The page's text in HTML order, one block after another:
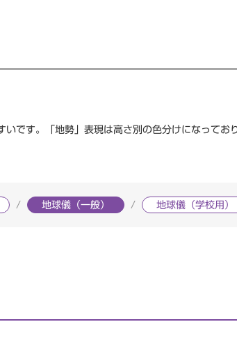
いです。「地勢」表現は高さ別の色分けになってお
地球儀（一般） 地球儀（学校用）